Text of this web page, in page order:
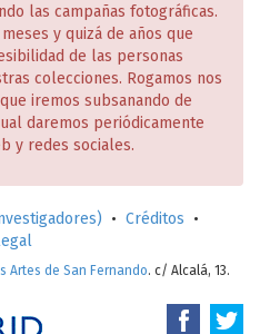
las campañas fotográficas.
y quizá de años que
de las personas
colecciones. Rogamos nos
iremos subsanando de
daremos periódicamente
y redes sociales.
• Créditos •
Artes de San Fernando. c/ Alcalá, 13.